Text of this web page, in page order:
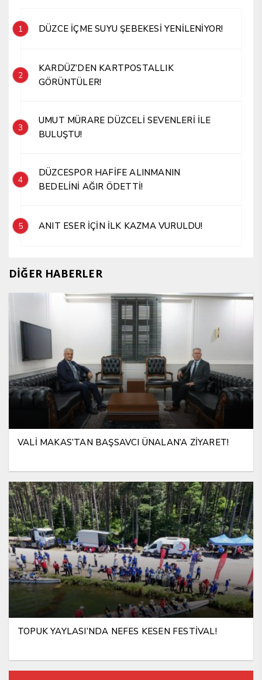
1 DÜZCE İÇME SUYU ŞEBEKESİ YENİLENİYOR!
2
KARDÜZ’DEN KARTPOSTALLIK
GÖRÜNTÜLER!
3
UMUT MÜRARE DÜZCELİ SEVENLERİ İLE
BULUŞTU!
4
DÜZCESPOR HAFİFE ALINMANIN
BEDELİNİ AĞIR ÖDETTİ!
5 ANIT ESER İÇİN İLK KAZMA VURULDU!
DİĞER HABERLER
VALİ MAKAS’TAN BAŞSAVCI ÜNALAN’A ZİYARET!
TOPUK YAYLASI’NDA NEFES KESEN FESTİVAL!